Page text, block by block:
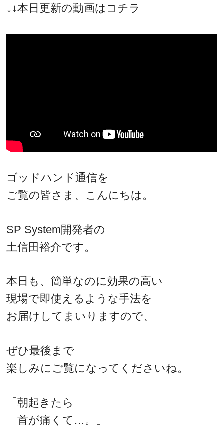
↓↓本日更新の動画はコチラ
ゴッドハンド通信を
ご覧の皆さま、こんにちは。
SP System開発者の
土信田裕介です。
本日も、簡単なのに効果の高い
現場で即使えるような手法を
お届けしてまいりますので、
ぜひ最後まで
楽しみにご覧になってくださいね。
「朝起きたら
首が痛くて…。」